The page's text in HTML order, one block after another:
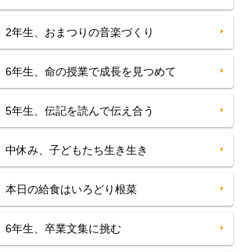
2年生、おまつりの音楽づくり
6年生、命の授業で成長を見つめて
5年生、伝記を読んで伝え合う
中休み、子どもたち生き生き
本日の給食はいろどり根菜
6年生、卒業文集に挑む